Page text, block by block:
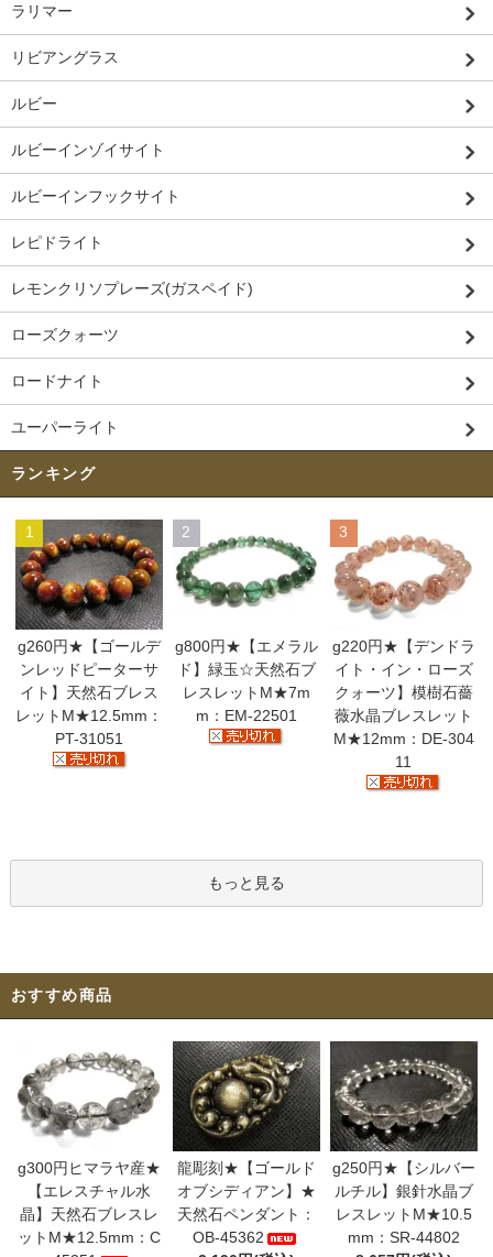
ラリマー
リビアングラス
ルビー
ルビーインゾイサイト
ルビーインフックサイト
レピドライト
レモンクリソプレーズ(ガスペイド)
ローズクォーツ
ロードナイト
ユーパーライト
ランキング
1
g260円★【ゴールデ
ンレッドピーターサ
イト】天然石ブレス
レットM★12.5mm：
PT-31051
2
g800円★【エメラル
ド】緑玉☆天然石ブ
レスレットM★7m
m：EM-22501
3
g220円★【デンドラ
イト・イン・ローズ
クォーツ】模樹石薔
薇水晶ブレスレット
M★12mm：DE-304
11
もっと見る
おすすめ商品
g300円ヒマラヤ産★
【エレスチャル水
晶】天然石ブレスレ
ットM★12.5mm：C
龍彫刻★【ゴールド
オブシディアン】★
天然石ペンダント：
OB-45362
g250円★【シルバー
ルチル】銀針水晶ブ
レスレットM★10.5
mm：SR-44802